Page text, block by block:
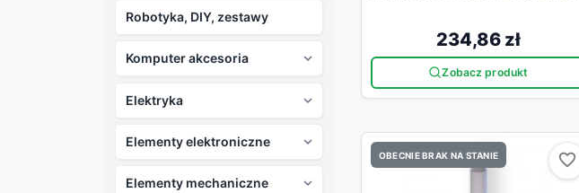
Robotyka, DIY, zestawy
Komputer akcesoria 
Elektryka 
Elementy elektroniczne 
Elementy mechaniczne 
234,86 zł
Zobacz produkt
OBECNIE BRAK NA STANIE favorite_border
favorite_border